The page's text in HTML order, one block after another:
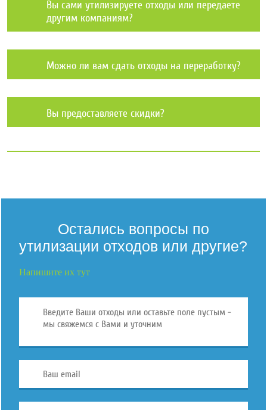
Вы сами утилизируете отходы или передаете
другим компаниям?
Можно ли вам сдать отходы на переработку?
Вы предоставляете скидки?
Остались вопросы по
утилизации отходов или другие?
Напишите их тут